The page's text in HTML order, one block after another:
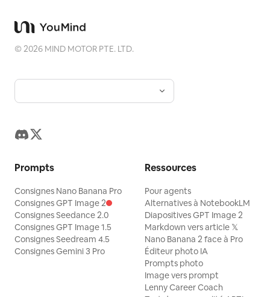
©2026 MIND MOTOR PTE. LTD.
Prompts
Consignes Nano Banana Pro
Consignes GPT Image 2
Consignes Seedance 2.0
Consignes GPT Image 1.5
Consignes Seedream 4.5
Consignes Gemini 3 Pro
Ressources
Pour agents
Alternatives à NotebookLM
Diapositives GPT Image 2
Markdown vers article 𝕏
Nano Banana 2 face à Pro
Éditeur photo IA
Prompts photo
Image vers prompt
Lenny Career Coach